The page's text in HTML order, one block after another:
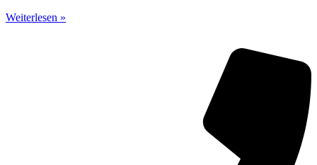
Weiterlesen »